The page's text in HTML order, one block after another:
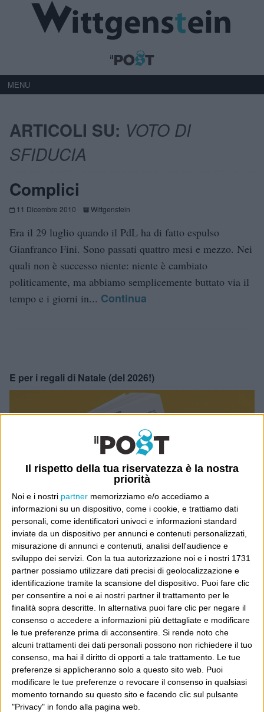
Il rispetto della tua riservatezza è la nostra
priorità
Noi e i nostri partner memorizziamo e/o accediamo a
informazioni su un dispositivo, come i cookie, e trattiamo dati
personali, come identificatori univoci e informazioni standard
inviate da un dispositivo per annunci e contenuti personalizzati,
misurazione di annunci e contenuti, analisi dell'audience e
sviluppo dei servizi. Con la tua autorizzazione noi e i nostri 1731
partner possiamo utilizzare dati precisi di geolocalizzazione e
identificazione tramite la scansione del dispositivo. Puoi fare clic
per consentire a noi e ai nostri partner il trattamento per le
finalità sopra descritte. In alternativa puoi fare clic per negare il
consenso o accedere a informazioni più dettagliate e modificare
le tue preferenze prima di acconsentire. Si rende noto che
alcuni trattamenti dei dati personali possono non richiedere il tuo
consenso, ma hai il diritto di opporti a tale trattamento. Le tue
preferenze si applicheranno solo a questo sito web. Puoi
modificare le tue preferenze o revocare il consenso in qualsiasi
momento tornando su questo sito e facendo clic sul pulsante
"Privacy" in fondo alla pagina web.
MENU
ARTICOLI SU: VOTO DI
SFIDUCIA
Complici
11 Dicembre 2010 Wittgenstein
Era il 29 luglio quando il PdL ha di fatto espulso
Gianfranco Fini. Sono passati quattro mesi e mezzo. Nei
quali non è successo niente: niente è cambiato
politicamente, ma abbiamo semplicemente buttato via il
tempo e i giorni in... Continua
E per i regali di Natale (del 2026!)